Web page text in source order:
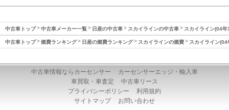
中古車トップ 中古車メーカー一覧 日産の中古車 スカイラインの中古車 スカイライン(04
中古車トップ 燃費ランキング 日産の燃費ランキング スカイラインの燃費 スカイライン
中古車情報ならカーセンサー
カーセンサーエッジ・輸入車
車買取・車査定
中古車リース
プライバシーポリシー
利用規約
サイトマップ
お問い合わせ